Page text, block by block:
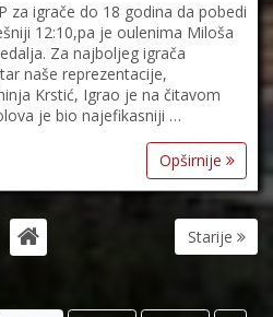
za igrače do 18 godina da pobedi
12:10,pa je oulenima Miloša
Za najboljeg igrača
naše reprezentacije,
Krstić, Igrao je na čitavom
je bio najefikasniji …
Opširnije
Starije